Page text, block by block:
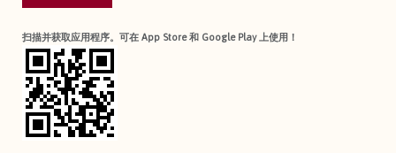
扫描并获取应用程序。可在 App Store 和 Google Play 上使用！